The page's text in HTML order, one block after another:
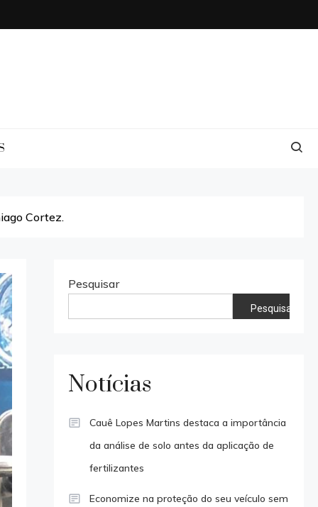
Cortez.
Pesquisar
Pesquisar
Notícias
Cauê Lopes Martins destaca a importância
da análise de solo antes da aplicação de
fertilizantes
Economize na proteção do seu veículo sem